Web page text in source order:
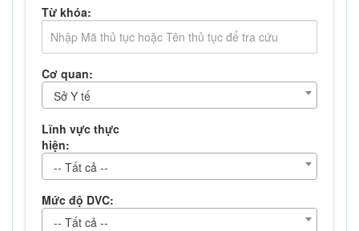
Từ khóa:
Cơ quan:
Sở Y tế
Lĩnh vực thực
hiện:
-- Tất cả --
Mức độ DVC:
-- Tất cả --